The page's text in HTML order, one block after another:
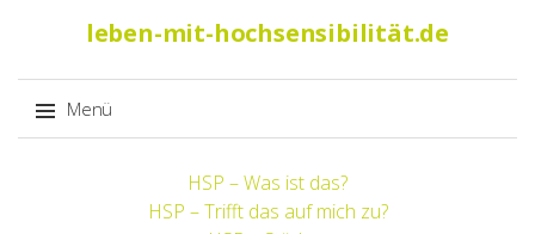
leben-mit-hochsensibilität.de
Menü
HSP – Was ist das?
HSP – Trifft das auf mich zu?